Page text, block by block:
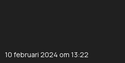
10 februari 2024 om 13:22